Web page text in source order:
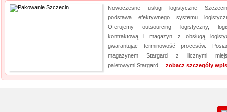
Nowoczesne usługi logistyczne
podstawa efektywnego systemu
Oferujemy outsourcing logistyczny,
kontraktową i magazyn z obsługą
gwarantując terminowość procesów.
magazynem Stargard z licznymi
paletowymi Stargard,... zobacz szczegóły